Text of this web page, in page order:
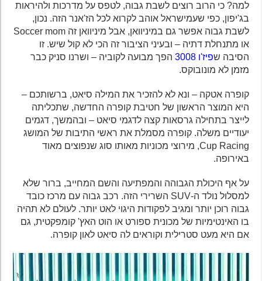
למה? כי הרוב רוצים לשבת גבוה, לטפס על מדרכות ולהיראות
בג'יפון, כפי שעמישראל אוהב לקרוא לכל הז'אנר הזה. נכון,
לשבת גבוה אפשר גם במיניוואן, אבל מיניוואן זה Soccer mom
או מתנחלת דתיה – ובעיני הציבור זה הכי לא קול שיש. זו
הסיבה ש פיז'ו 3008
הפך מבועה לקוביה – ושרנו סניק כבר
מזמן לא מונובוקס.
קופרה אטקה – ונא לא להזכיר את המילה סיאט, ברשותכם –
היא המוצר הראשון של חטיבת קופרה החדשה, שתכליתה
לייצר בתחילה גרסאות קצה לדגמי סיאט – ובהמשך, דגמים
יעודיים משלה. קופרה מסמלת את ראשי התיבות של המושג
Cup Racing, מירוצי מכוניות מאותו סוג שנפוצים מאוד
באירופה.
על אף היכולת הגבוהה והמפתיעה והשם המחייב, ברור שלא
למסלול נולד ה-SUV השרירי הזה. רכב גבוה עם מרכז כובד
גבוה רוכן יותר ומגיב לפקודות היגוי לאט יותר. לעולם לא תהיה
בו האינטימיות של מכונית ספורט או הוט האץ' קומפקטית, גם
אם היא מעט סטרילית וקוראים לה סיאט לאון קופרה.